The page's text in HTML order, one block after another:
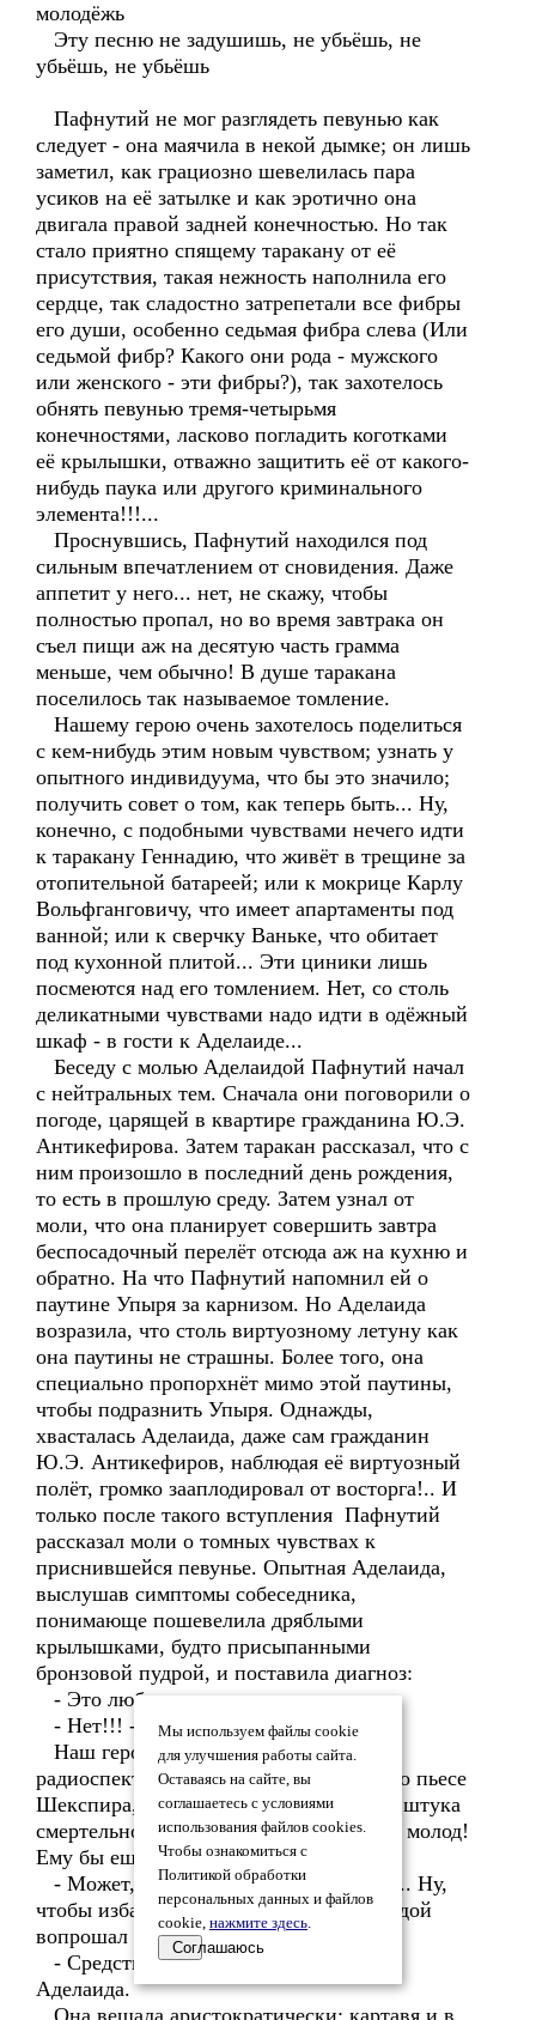
молодёжь
Эту песню не задушишь, не убьёшь, не
убьёшь, не убьёшь
Пафнутий не мог разглядеть певунью как
следует - она маячила в некой дымке; он лишь
заметил, как грациозно шевелилась пара
усиков на её затылке и как эротично она
двигала правой задней конечностью. Но так
стало приятно спящему таракану от её
присутствия, такая нежность наполнила его
сердце, так сладостно затрепетали все фибры
его души, особенно седьмая фибра слева (Или
седьмой фибр? Какого они рода - мужского
или женского - эти фибры?), так захотелось
обнять певунью тремя-четырьмя
конечностями, ласково погладить коготками
её крылышки, отважно защитить её от какого-
нибудь паука или другого криминального
элемента!!!...
Проснувшись, Пафнутий находился под
сильным впечатлением от сновидения. Даже
аппетит у него... нет, не скажу, чтобы
полностью пропал, но во время завтрака он
съел пищи аж на десятую часть грамма
меньше, чем обычно! В душе таракана
поселилось так называемое томление.
Нашему герою очень захотелось поделиться
с кем-нибудь этим новым чувством; узнать у
опытного индивидуума, что бы это значило;
получить совет о том, как теперь быть... Ну,
конечно, с подобными чувствами нечего идти
к таракану Геннадию, что живёт в трещине за
отопительной батареей; или к мокрице Карлу
Вольфганговичу, что имеет апартаменты под
ванной; или к сверчку Ваньке, что обитает
под кухонной плитой... Эти циники лишь
посмеются над его томлением. Нет, со столь
деликатными чувствами надо идти в одёжный
шкаф - в гости к Аделаиде...
Беседу с молью Аделаидой Пафнутий начал
с нейтральных тем. Сначала они поговорили о
погоде, царящей в квартире гражданина Ю.Э.
Антикефирова. Затем таракан рассказал, что с
ним произошло в последний день рождения,
то есть в прошлую среду. Затем узнал от
моли, что она планирует совершить завтра
беспосадочный перелёт отсюда аж на кухню и
обратно. На что Пафнутий напомнил ей о
паутине Упыря за карнизом. Но Аделаида
возразила, что столь виртуозному летуну как
она паутины не страшны. Более того, она
специально пропорхнёт мимо этой паутины,
чтобы подразнить Упыря. Однажды,
хвасталась Аделаида, даже сам гражданин
Ю.Э. Антикефиров, наблюдая её виртуозный
полёт, громко зааплодировал от восторга!.. И
только после такого вступления Пафнутий
рассказал моли о томных чувствах к
приснившейся певунье. Опытная Аделаида,
выслушав симптомы собеседника,
понимающе пошевелила дряблыми
крылышками, будто присыпанными
бронзовой пудрой, и поставила диагноз:
- Это любовь, дорогуша моя.
- Нет!!! - ужаснулся таракан.
Наш герой как-то слышал окончание
радиоспектакля "Ромео и Джульетта" по пьесе
Шекспира, поэтому знал, что любовь - штука
смертельно опасная. А ведь он ещё так молод!
Ему бы ещё жить да жить!
- Может, есть какое-нибудь средство... Ну,
чтобы избавиться. А? - с робкой надеждой
вопрошал обречённый.
- Средство одно: время, - отвечала
Аделаида.
Она вещала аристократически: картавя и в
Мы используем файлы cookie
для улучшения работы сайта.
Оставаясь на сайте, вы
соглашаетесь с условиями
использования файлов cookies.
Чтобы ознакомиться с
Политикой обработки
персональных данных и файлов
cookie, нажмите здесь.
Соглашаюсь